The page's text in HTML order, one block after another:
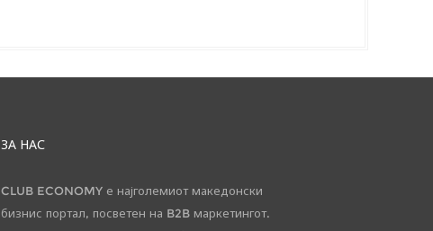
ЗА НАС
CLUB ECONOMY е најголемиот македонски
бизнис портал, посветен на B2B маркетингот.